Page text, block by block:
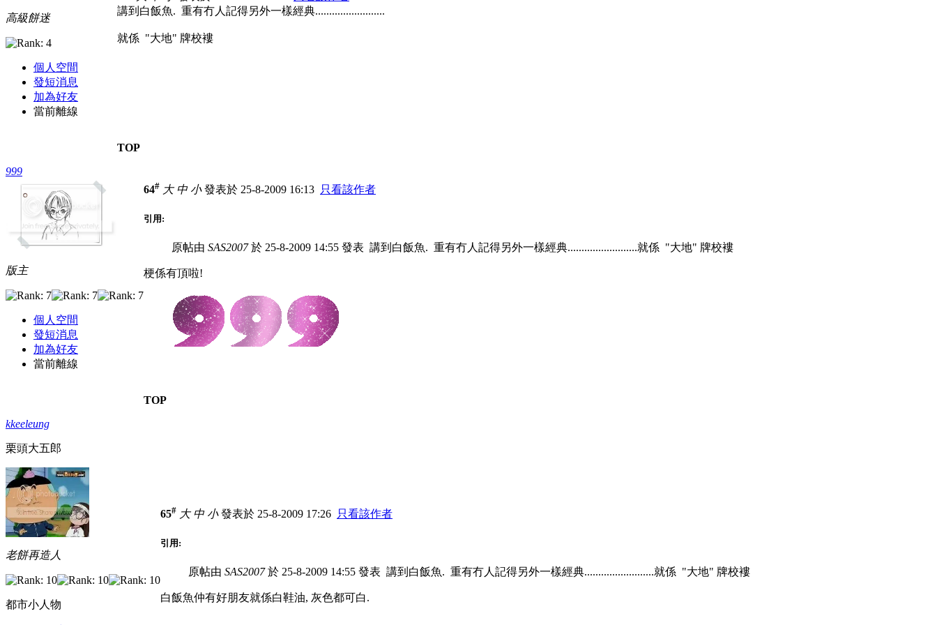
高級餅迷
個人空間
發短消息
加為好友
當前離線
講到白飯魚. 重有冇人記得另外一樣經典.........................
就係 "大地" 牌校褸
TOP
999
版主
個人空間
發短消息
加為好友
當前離線
64# 大 中 小發表於 25-8-2009 16:13 只看該作者
引用:
原帖由 SAS2007於 25-8-2009 14:55 發表 講到白飯魚. 重有冇人記得另外一樣經典.........................就係 "大地" 牌校褸
梗係有頂啦!
TOP
kkeeleung
栗頭大五郎
老餅再造人
都市小人物
65# 大 中 小發表於 25-8-2009 17:26 只看該作者
引用:
原帖由 SAS2007於 25-8-2009 14:55 發表 講到白飯魚. 重有冇人記得另外一樣經典.........................就係 "大地" 牌校褸
白飯魚仲有好朋友就係白鞋油, 灰色都可白.